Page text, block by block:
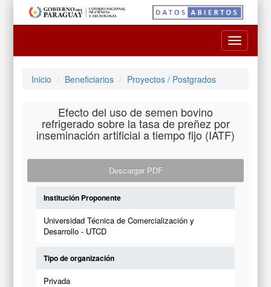
Toggle
Inicio Beneficiarios Proyectos / Postgrados
Efecto del uso de semen bovino
refrigerado sobre la tasa de preñez por
inseminación artificial a tiempo fijo (IATF)
Descargar PDF
Institución Proponente
Universidad Técnica de Comercialización y
Desarrollo - UTCD
Tipo de organización
Privada